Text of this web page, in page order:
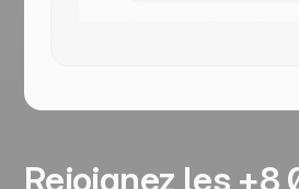
Rejoignez les +8